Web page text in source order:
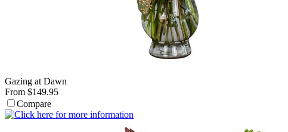
Gazing at Dawn
From $149.95
Compare